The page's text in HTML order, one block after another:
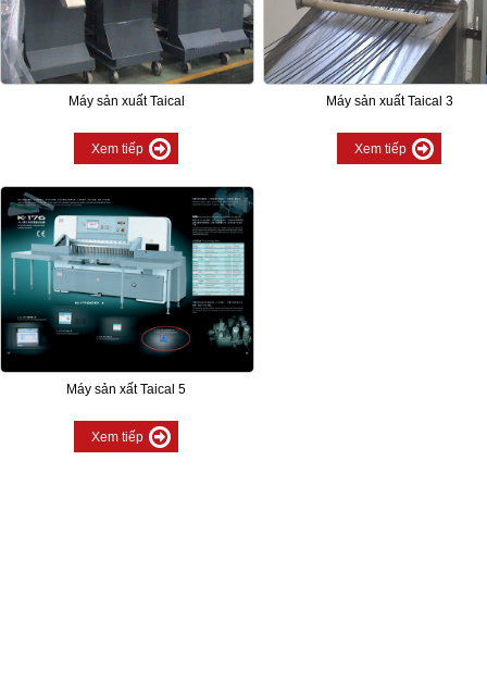
Máy sản xuất Taical
Xem tiếp
Máy sản xuất Taical 3
Xem tiếp
Máy sản xất Taical 5
Xem tiếp